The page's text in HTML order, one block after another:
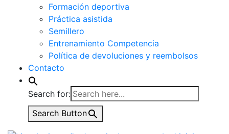
Formación deportiva
Práctica asistida
Semillero
Entrenamiento Competencia
Política de devoluciones y reembolsos
Contacto
Search for:
Search Button